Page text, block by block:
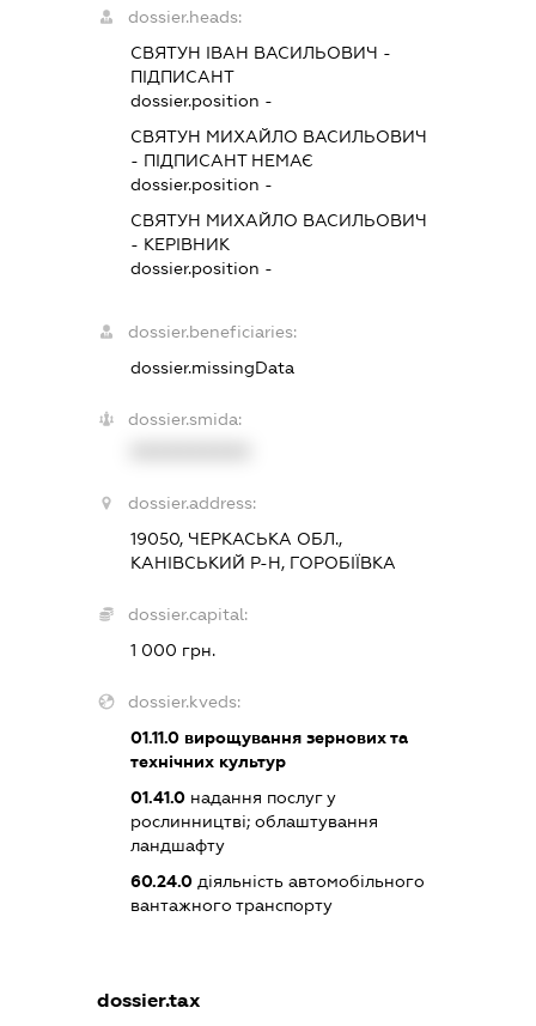
dossier.heads:
СВЯТУН ІВАН ВАСИЛЬОВИЧ -
ПІДПИСАНТ
dossier.position -
СВЯТУН МИХАЙЛО ВАСИЛЬОВИЧ
- ПІДПИСАНТНЕМАЄ
dossier.position -
СВЯТУН МИХАЙЛО ВАСИЛЬОВИЧ
- КЕРІВНИК
dossier.position -
dossier.beneficiaries:
dossier.missingData
dossier.smida:
dossier.address:
19050, ЧЕРКАСЬКА ОБЛ.,
КАНІВСЬКИЙ Р-Н, ГОРОБІЇВКА
dossier.capital:
1 000 грн.
dossier.kveds:
01.11.0 вирощування зернових та
технічних культур
01.41.0 надання послуг у
рослинництві; облаштування
ландшафту
60.24.0 діяльність автомобільного
вантажного транспорту
dossier.tax